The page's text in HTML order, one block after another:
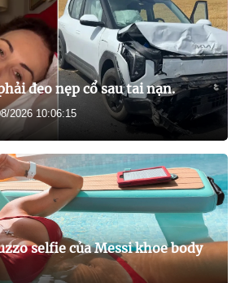
đeo nẹp cổ sau tai nạn.
2026 10:06:15
selfie của Messi khoe body